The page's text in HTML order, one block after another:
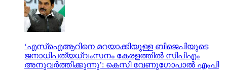
‘എസ്‌ഐആറിനെ മറയാക്കിയുള്ള ബിജെപിയുടെ
ജനാധിപത്യധ്വംസനം കേരളത്തില്‍ സിപിഎം
അനുവര്‍ത്തിക്കുന്നു’: കെസി വേണുഗോപാല്‍ എംപി